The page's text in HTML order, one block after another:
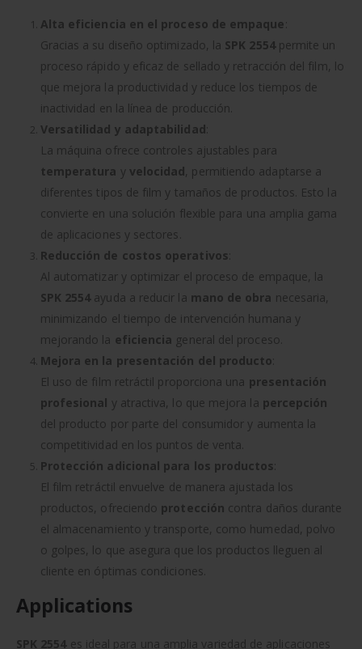
Alta eficiencia en el proceso de empaque
Gracias a su diseño optimizado, la SPK 2554permite un
proceso rápido y eficaz de sellado y retracción del film, lo
que mejora la productividad y reduce los tiempos de
inactividad en la línea de producción.
Versatilidad y adaptabilidad
La máquina ofrece controles ajustables para
temperatura y velocidad, permitiendo adaptarse a
diferentes tipos de film y tamaños de productos. Esto la
convierte en una solución flexible para una amplia gama
de aplicaciones y sectores.
Reducción de costos operativos
Al automatizar y optimizar el proceso de empaque, la
SPK 2554ayuda a reducir la mano de obra necesaria,
minimizando el tiempo de intervención humana y
mejorando la eficiencia general del proceso.
Mejora en la presentación del producto
El uso de film retráctil proporciona una presentación
profesional y atractiva, lo que mejora la percepción
del producto por parte del consumidor y aumenta la
competitividad en los puntos de venta.
Protección adicional para los productos
El film retráctil envuelve de manera ajustada los
productos, ofreciendo protección contra daños durante
el almacenamiento y transporte, como humedad, polvo
o golpes, lo que asegura que los productos lleguen al
cliente en óptimas condiciones.
Applications
SPK 2554es ideal para una amplia variedad de aplicaciones